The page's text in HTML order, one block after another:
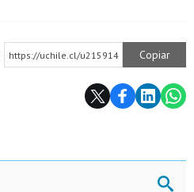
https://uchile.cl/u215914 Copiar